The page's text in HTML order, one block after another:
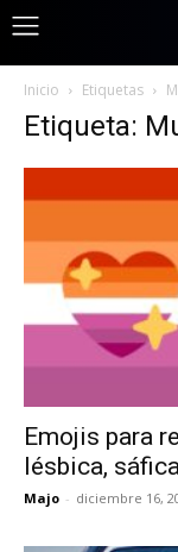
Inicio Etiquetas
Etiqueta:
Emojis para
lésbica,
Majo - diciembre 16,